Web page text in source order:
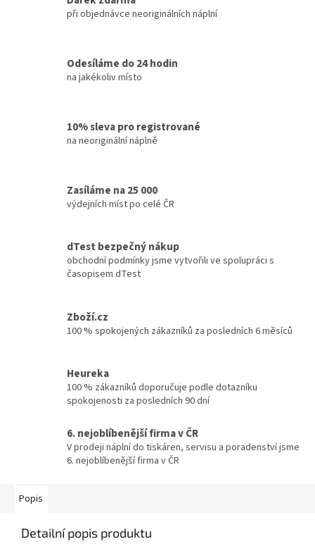
při objednávce neoriginálních náplní
Odesíláme do 24 hodin
na jakékoliv místo
10% sleva pro registrované
na neoriginální náplně
Zasíláme na 25 000
výdejních míst po celé ČR
dTest bezpečný nákup
obchodní podmínky jsme vytvořili ve spolupráci s
časopisem dTest
Zboží.cz
100 % spokojených zákazníků za posledních 6 měsíců
Heureka
100 % zákazníků doporučuje podle dotazníku
spokojenosti za posledních 90 dní
6. nejoblíbenější firma v ČR
V prodeji náplní do tiskáren, servisu a poradenství jsme
6. nejoblíbenější firma v ČR
Popis
Detailní popis produktu